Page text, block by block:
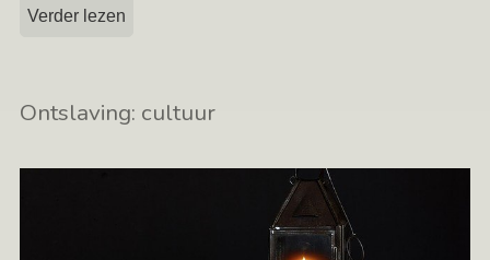
Verder lezen
Ontslaving: cultuur